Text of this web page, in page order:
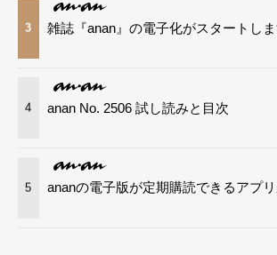
3 雑誌『anan』の電子化がスタートしま
4 anan No. 2506 試し読みと目次
5 ananの電子版が定期購読できるアプリ